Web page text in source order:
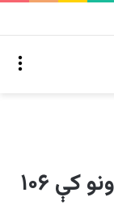
پر غزې د اسرائیلو تازه بریدونو کې ۱۰۶